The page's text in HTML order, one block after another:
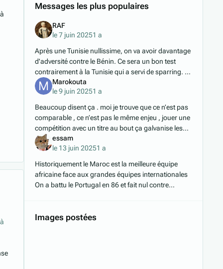
Messages les plus populaires
RAF
le 7 juin 20251 a
Après une Tunisie nullissime, on va avoir davantage
d'adversité contre le Bénin. Ce sera un bon test
contrairement à la Tunisie qui a servi de sparring.
Ce sera une rencontre plus intéressante,
Marokouta
le 9 juin 20251 a
Beaucoup disent ça . moi je trouve que ce n’est pas
comparable , ce n’est pas le même enjeu , jouer une
compétition avec un titre au bout ça galvanise les
joueurs même en fin de saison , en plus nous
essam
le 13 juin 20251 a
Historiquement le Maroc est la meilleure équipe
africaine face aux grandes équipes internationales
On a battu le Portugal en 86 et fait nul contre
Images postées